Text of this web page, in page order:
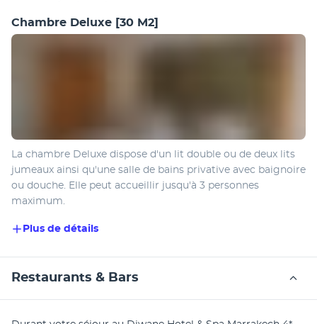
Chambre Deluxe [30 M2]
La chambre Deluxe dispose d'un lit double ou de deux lits
jumeaux ainsi qu'une salle de bains privative avec baignoire
ou douche. Elle peut accueillir jusqu'à 3 personnes
maximum.
Plus de détails
Restaurants & Bars